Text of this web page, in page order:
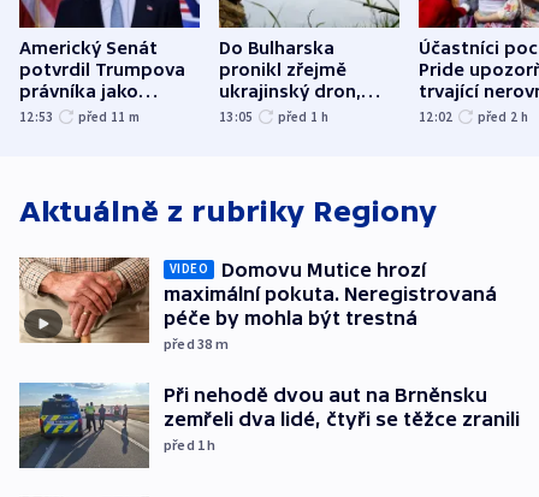
Americký Senát
potvrdil Trumpova
právníka jako
ministra
12:53 před 11 m
Do Bulharska
pronikl zřejmě
ukrajinský dron,
explodoval kilometr
13:05 před 1 h
Účastníci
Pride
trvající
12:02 před 2 h
Aktuálně z rubriky Regiony
VIDEO
Domovu Mutice hrozí
maximální pokuta. Neregistrovaná
péče by mohla být trestná
před 38 m
Při nehodě dvou aut na Brněnsku
zemřeli dva lidé, čtyři se těžce zranili
před 1h